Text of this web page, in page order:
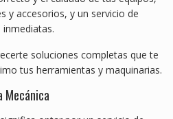
y accesorios, y un servicio de
soluciones completas que te
tus herramientas y maquinarias.
Mecánica